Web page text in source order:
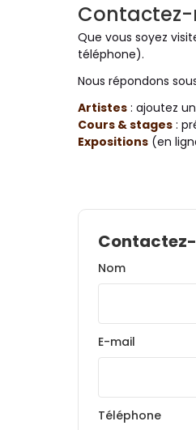
Contactez-
Que vous soyez
téléphone).
Nous répondons
Artistes : ajoutez
Cours & stages :
Expositions (en
Nom
E-mail
Téléphone